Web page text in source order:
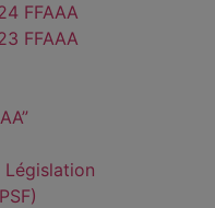
FFAAA
FFAAA